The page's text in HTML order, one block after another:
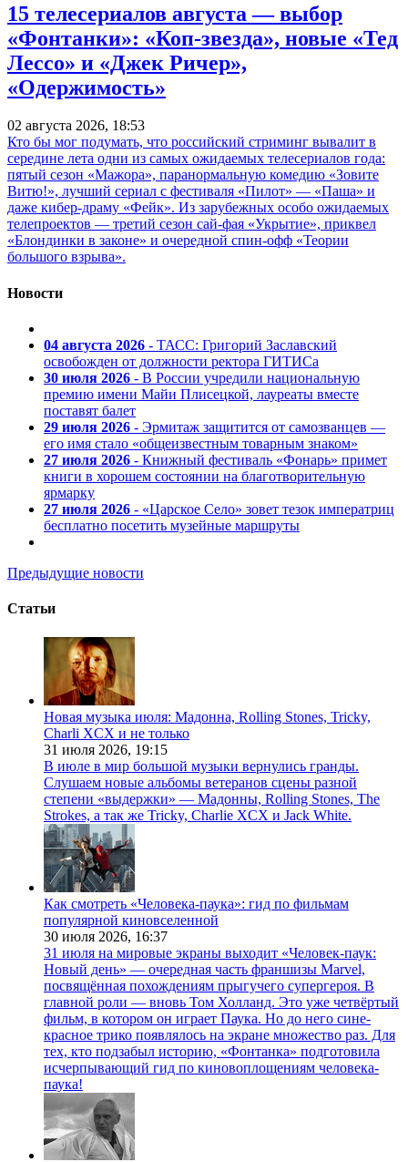
15 телесериалов августа — выбор
«Фонтанки»: «Коп-звезда», новые «Тед
Лессо» и «Джек Ричер»,
«Одержимость»
02 августа 2026, 18:53
Кто бы мог подумать, что российский стриминг вывалит в
середине лета одни из самых ожидаемых телесериалов года:
пятый сезон «Мажора», паранормальную комедию «Зовите
Витю!», лучший сериал с фестиваля «Пилот» — «Паша» и
даже кибер-драму «Фейк». Из зарубежных особо ожидаемых
телепроектов — третий сезон сай-фая «Укрытие», приквел
«Блондинки в законе» и очередной спин-офф «Теории
большого взрыва».
Новости
04 августа 2026 - ТАСС: Григорий Заславский
освобожден от должности ректора ГИТИСа
30 июля 2026 - В России учредили национальную
премию имени Майи Плисецкой, лауреаты вместе
поставят балет
29 июля 2026 - Эрмитаж защитится от самозванцев —
его имя стало «общеизвестным товарным знаком»
27 июля 2026 - Книжный фестиваль «Фонарь» примет
книги в хорошем состоянии на благотворительную
ярмарку
27 июля 2026 - «Царское Село» зовет тезок императриц
бесплатно посетить музейные маршруты
Предыдущие новости
Статьи
Новая музыка июля: Мадонна, Rolling Stones, Tricky,
Charli XCX и не только
31 июля 2026, 19:15
В июле в мир большой музыки вернулись гранды.
Слушаем новые альбомы ветеранов сцены разной
степени «выдержки» — Мадонны, Rolling Stones, The
Strokes, а так же Tricky, Charlie XCX и Jack White.
Как смотреть «Человека-паука»: гид по фильмам
популярной киновселенной
30 июля 2026, 16:37
31 июля на мировые экраны выходит «Человек-паук:
Новый день» — очередная часть франшизы Marvel,
посвящённая похождениям прыгучего супергероя. В
главной роли — вновь Том Холланд. Это уже четвёртый
фильм, в котором он играет Паука. Но до него сине-
красное трико появлялось на экране множество раз. Для
тех, кто подзабыл историю, «Фонтанка» подготовила
исчерпывающий гид по киновоплощениям человека-
паука!